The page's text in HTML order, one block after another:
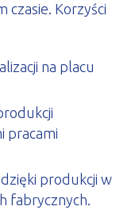
czasie. Korzyści
na placu
pracami
produkcji w
fabrycznych.